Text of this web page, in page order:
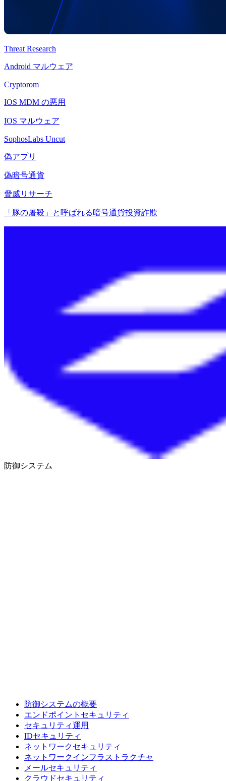
Threat Research
Android マルウェア
Cryptorom
IOS MDM の悪用
IOS マルウェア
SophosLabs Uncut
偽アプリ
偽暗号通貨
脅威リサーチ
「豚の屠殺」と呼ばれる暗号通貨投資詐欺
防御システム
防御システムの概要
エンドポイントセキュリティ
セキュリティ運用
IDセキュリティ
ネットワークセキュリティ
ネットワークインフラストラクチャ
メールセキュリティ
クラウドセキュリティ